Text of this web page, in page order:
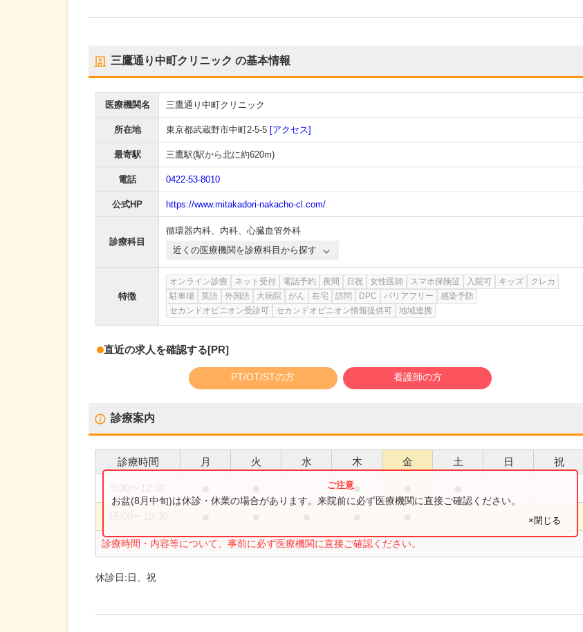
三鷹通り中町クリニック の基本情報
医療機関名 三鷹通り中町クリニック
所在地 東京都武蔵野市中町2-5-5 [アクセス]
最寄駅 三鷹駅(駅から北に約620m)
電話 0422-53-8010
公式HP https://www.mitakadori-nakacho-cl.com/
診療科目
循環器内科、 内科、 心臓血管外科
近くの医療機関を診療科目から探す
特徴
オンライン診療 ネット受付 電話予約 夜間 日祝 女性医師 スマホ保険証 入院可 キッズ
クレカ
駐車場
英語 外国語 大病院 がん 在宅 訪問 DPC バリアフリー
感染予防
セカンドオピニオン受診可
セカンドオピニオン情報提供可 地域連携
直近の求人を確認する[PR]
PT/OT/STの方 看護師の方
診療案内
診療時間 月 火 水 木 金 土 日 祝
●
診療時間・内容等について、事前に必ず医療機関に直接ご確認ください。
お盆(8月中旬)は休診・休業の場合があります。来院前に必ず医療機関に直接ご確認ください。
×閉じる
休診日:日、祝